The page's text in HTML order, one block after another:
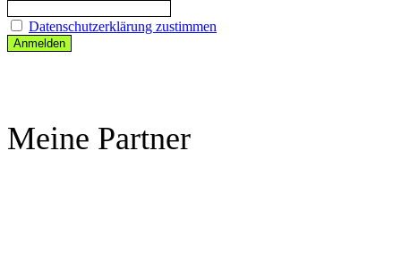
Datenschutzerklärung zustimmen
Meine Partner